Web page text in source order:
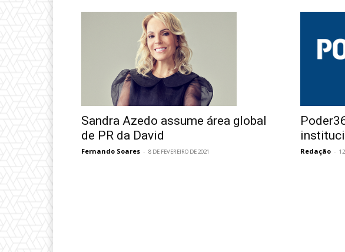
Sandra Azedo assume área global
de PR da David
Fernando Soares - 8 DE FEVEREIRO DE 2021 Redação -